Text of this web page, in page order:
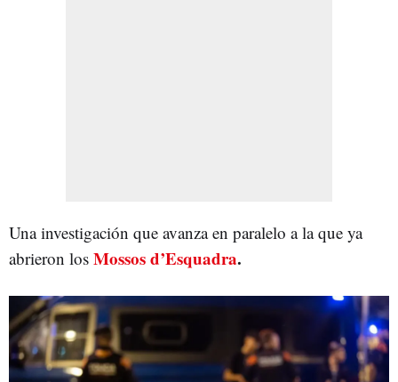
Una investigación que avanza en paralelo a la que ya
abrieron los Mossos d’Esquadra.